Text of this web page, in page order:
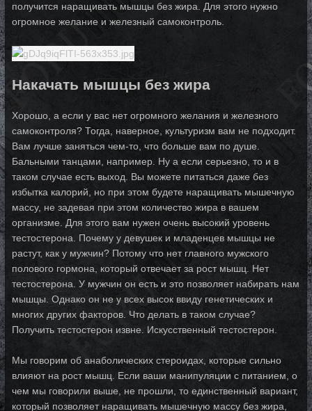
получится наращивать мышцы без жира. Для этого нужно
огромное желание и железный самоконтроль.
Накачать мышцы без жира
Хорошо, а если у вас нет огромного желания и железного
самоконтроля? Тогда, наверное, культуризм вам не подходит.
Вам лучше заняться чем-то, что больше вам по душе.
Бальными танцами, например. Ну а если серьезно, то и в
таком случае есть выход. Вы можете питаться даже без
избытка калорий, но при этом будете наращивать мышечную
массу, не задевая при этом количество жира в вашем
организме. Для этого вам нужен очень высокий уровень
тестостерона. Почему у девушек и младенцев мышцы не
растут, как у мужчин? Потому что нет главного мужского
полового гормона, который отвечает за рост мышц. Нет
тестостерона. У мужчин он есть и это позволяет набирать нам
мышцы. Однако он не у всех высок ввиду генетических и
многих других факторов. Что делать в таком случае?
Получить тестостерон извне. Искусственный тестостерон.
Мы говорим об анаболических стероидах, которые сильно
влияют на рост мышц. Если ваши манипуляции с питанием, о
чем мы говорили выше, не прошли, то единственный вариант,
который позволяет наращивать мышечную массу без жира,